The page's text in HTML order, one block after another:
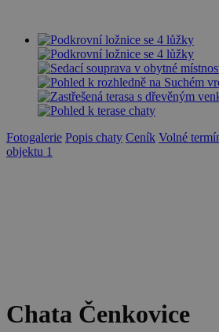
Fotogalerie Popis chaty Ceník Volné
objektu 1
Chata Čenkovice